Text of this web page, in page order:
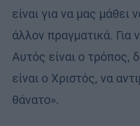
είναι για να μας μάθει
άλλον πραγματικά. Για
Αυτός είναι ο τρόπος,
είναι ο Χριστός, να
θάνατο».